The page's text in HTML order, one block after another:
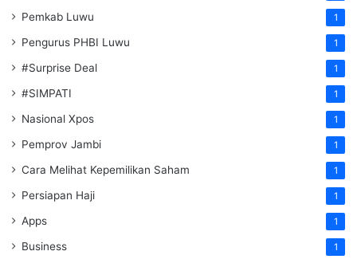
Pemkab Luwu 1
Pengurus PHBI Luwu 1
#Surprise Deal 1
#SIMPATI 1
Nasional Xpos 1
Pemprov Jambi 1
Cara Melihat Kepemilikan Saham 1
Persiapan Haji 1
Apps 1
Business 1